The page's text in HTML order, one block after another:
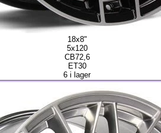
18x8"
5x120
CB72,6
ET30
6 i lager